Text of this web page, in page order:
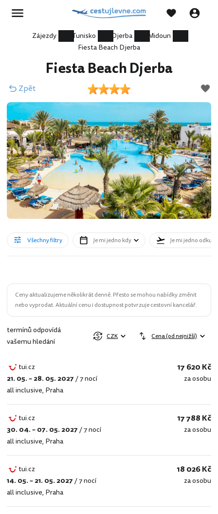
Zájezdy Tunisko Djerba
Midoun
Fiesta Beach Djerba
Fiesta Beach Djerba
Zpět
Všechny filtry Je mi jedno kdy Je mi jedno odkud
Ceny aktualizujeme několikrát denně. Přesto se mohou nabídky změnit
nebo vyprodat. Aktuální cenu i dostupnost potvrzuje cestovní kancelář.
termínů odpovídá
vašemu hledání
CZK Cena (od nejnižší)
tui.cz
tui.cz
21. 05. – 28. 05. 2027/7 nocí
all inclusive, Praha
17 620 Kč
za osobu
tui.cz
tui.cz
30. 04. – 07. 05. 2027/7 nocí
all inclusive, Praha
17 788 Kč
za osobu
tui.cz
tui.cz
14. 05. – 21. 05. 2027/7 nocí
all inclusive, Praha
18 026 Kč
za osobu